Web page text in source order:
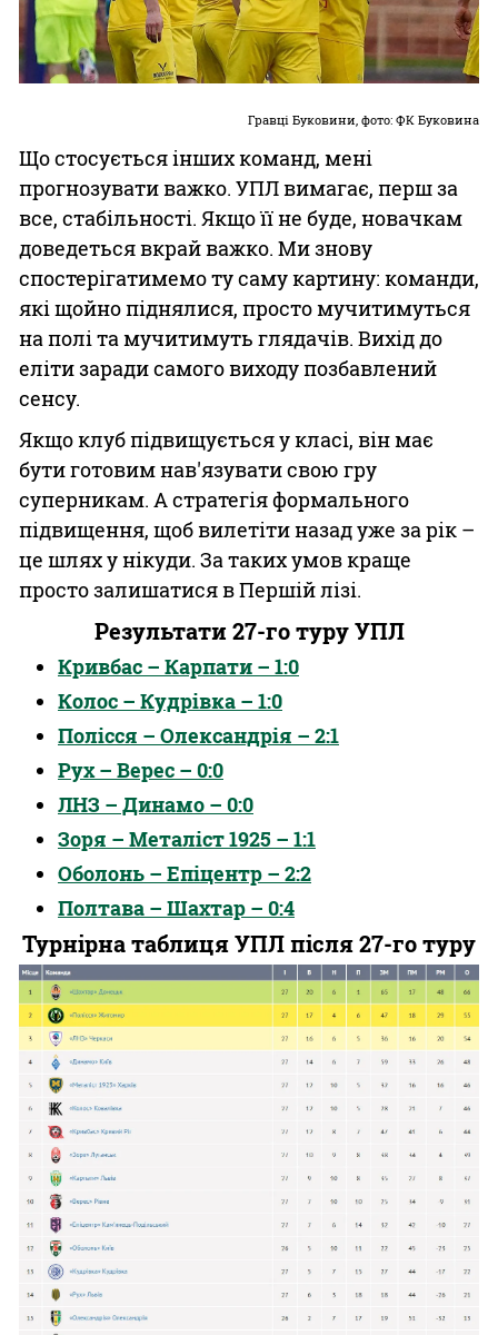
Гравці Буковини, фото: ФК Буковина
Що стосується інших команд, мені
прогнозувати важко. УПЛ вимагає, перш за
все, стабільності. Якщо її не буде, новачкам
доведеться вкрай важко. Ми знову
спостерігатимемо ту саму картину: команди,
які щойно піднялися, просто мучитимуться
на полі та мучитимуть глядачів. Вихід до
еліти заради самого виходу позбавлений
сенсу.
Якщо клуб підвищується у класі, він має
бути готовим нав'язувати свою гру
суперникам. А стратегія формального
підвищення, щоб вилетіти назад уже за рік –
це шлях у нікуди. За таких умов краще
просто залишатися в Першій лізі.
Результати 27-го туру УПЛ
Кривбас – Карпати – 1:0
Колос – Кудрівка – 1:0
Полісся – Олександрія – 2:1
Рух – Верес – 0:0
ЛНЗ – Динамо – 0:0
Зоря – Металіст 1925 – 1:1
Оболонь – Епіцентр – 2:2
Полтава – Шахтар – 0:4
Турнірна таблиця УПЛ після 27-го туру